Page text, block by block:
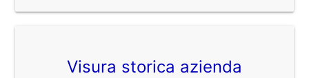
Visura storica azienda